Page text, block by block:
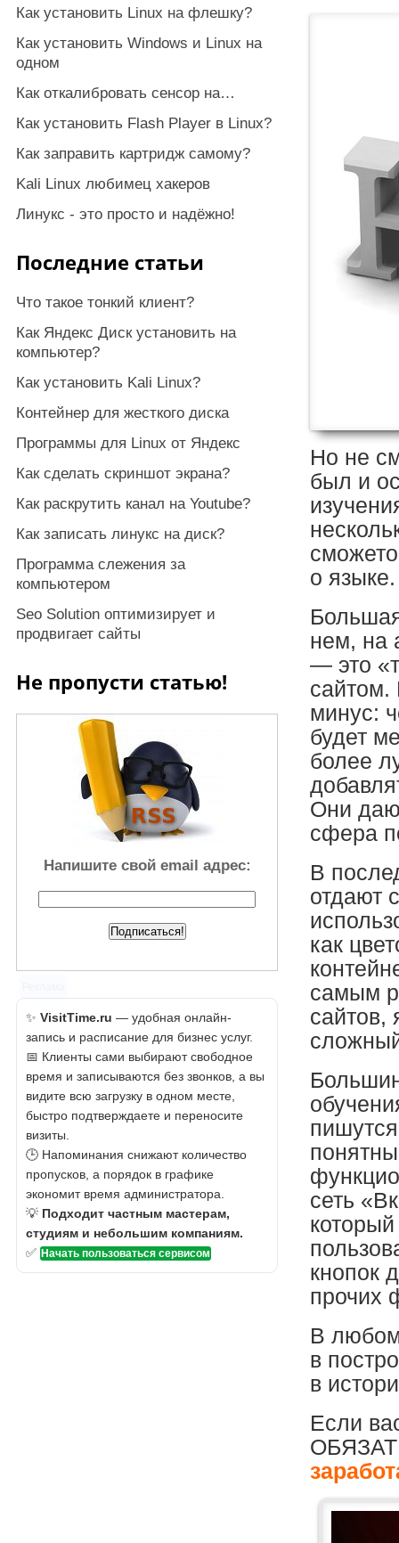
Но не
был и
о языке.
нем, на
— это
сайтом.
минус:
будет
более
Они
сфера
В
отдают
как
самым
сайтов,
сеть
кнопок
прочих
В
в
в
Если
Как установить Linux на флешку?
Как установить Windows и Linux на
одном
Как откалибровать сенсор на…
Как установить Flash Player в Linux?
Как заправить картридж самому?
Kali Linux любимец хакеров
Линукс - это просто и надёжно!
Последние статьи
Что такое тонкий клиент?
Как Яндекс Диск установить на
компьютер?
Как установить Kali Linux?
Контейнер для жесткого диска
Программы для Linux от Яндекс
Как сделать скриншот экрана?
Как раскрутить канал на Youtube?
Как записать линукс на диск?
Программа слежения за
компьютером
Seo Solution оптимизирует и
продвигает сайты
Не пропусти статью!
Напишите свой email адрес:
✨ VisitTime.ru — удобная онлайн-
запись и расписание для бизнес услуг.
📅 Клиенты сами выбирают свободное
время и записываются без звонков, а вы
видите всю загрузку в одном месте,
быстро подтверждаете и переносите
визиты.
🕒 Напоминания снижают количество
пропусков, а порядок в графике
экономит время администратора.
💡 Подходит частным мастерам,
студиям и небольшим компаниям.
✅ Начать пользоваться сервисом